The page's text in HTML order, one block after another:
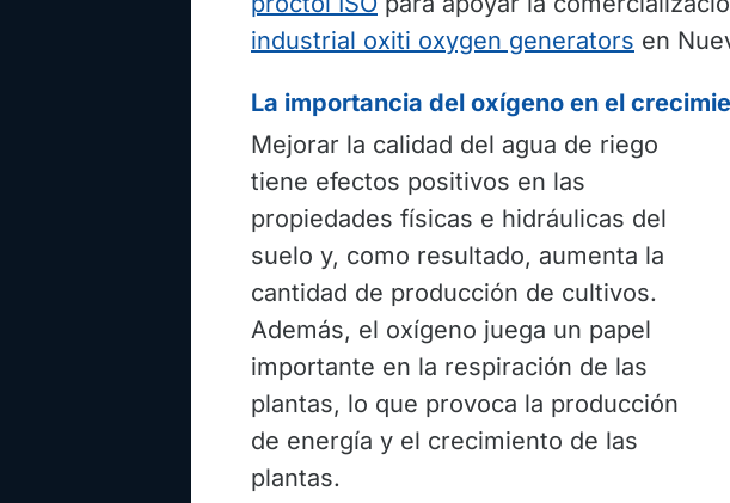
industrial oxiti oxygen generators en
La importancia del oxígeno en el
Mejorar la calidad del agua de riego
tiene efectos positivos en las
propiedades físicas e hidráulicas del
suelo y, como resultado, aumenta la
cantidad de producción de cultivos.
Además, el oxígeno juega un papel
importante en la respiración de las
plantas, lo que provoca la producción
de energía y el crecimiento de las
plantas.